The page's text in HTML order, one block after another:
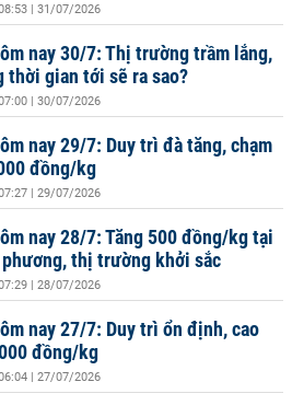
| 31/07/2026
nay 30/7: Thị trường trầm lắng,
thời gian tới sẽ ra sao?
| 30/07/2026
nay 29/7: Duy trì đà tăng, chạm
đồng/kg
| 29/07/2026
nay 28/7: Tăng 500 đồng/kg tại
thị trường khởi sắc
| 28/07/2026
nay 27/7: Duy trì ổn định, cao
đồng/kg
| 27/07/2026